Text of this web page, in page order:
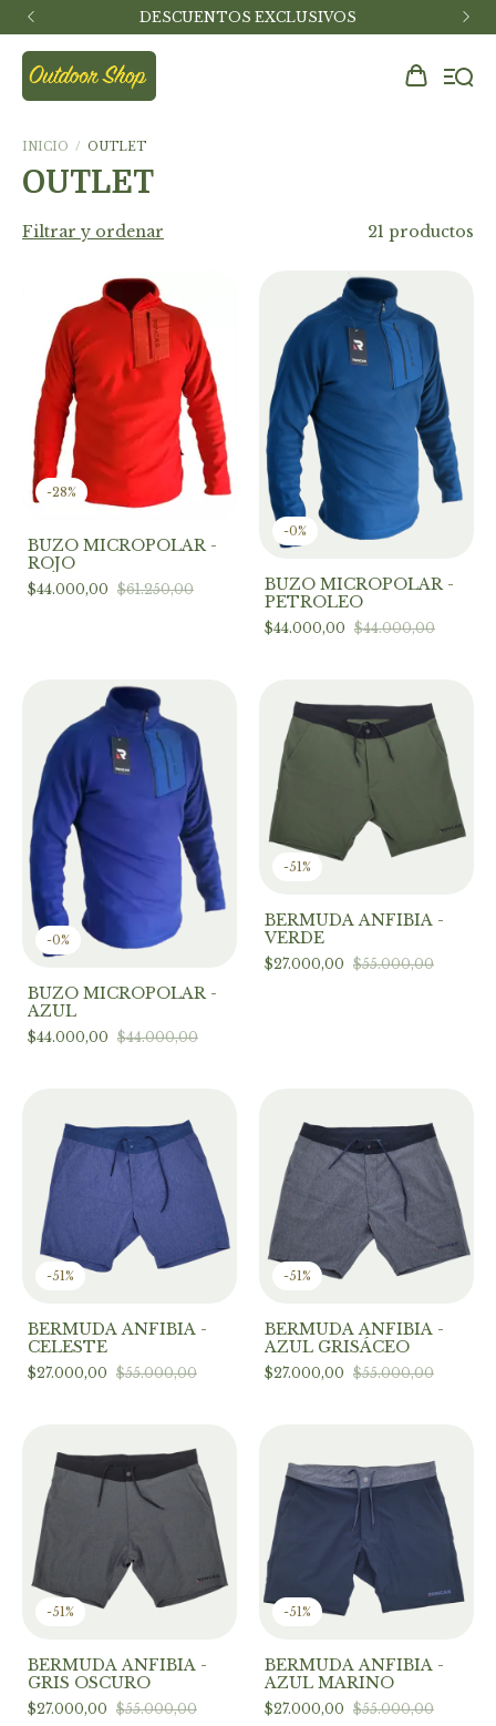
DESCUENTOS EXCLUSIVOS
INICIO / OUTLET
OUTLET
Filtrar y ordenar 21 productos
-28%
BUZO MICROPOLAR -
ROJO
$44.000,00 $61.250,00
-0%
BUZO MICROPOLAR -
PETROLEO
$44.000,00 $44.000,00
-0%
BUZO MICROPOLAR -
AZUL
$44.000,00 $44.000,00
-51%
BERMUDA ANFIBIA -
VERDE
$27.000,00 $55.000,00
-51%
BERMUDA ANFIBIA -
CELESTE
$27.000,00 $55.000,00
-51%
BERMUDA ANFIBIA -
AZUL GRISÁCEO
$27.000,00 $55.000,00
-51%
BERMUDA ANFIBIA -
GRIS OSCURO
$27.000,00 $55.000,00
-51%
BERMUDA ANFIBIA -
AZUL MARINO
$27.000,00 $55.000,00